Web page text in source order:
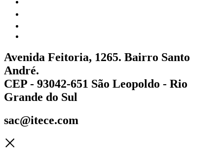
Avenida Feitoria, 1265. Bairro Santo
André.
CEP - 93042-651 São Leopoldo - Rio
Grande do Sul
sac@itece.com